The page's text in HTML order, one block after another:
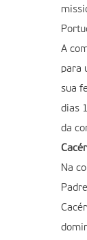
A
para
sua
dias
da
Na